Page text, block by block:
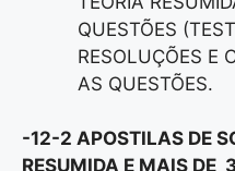
QUESTÕES
RESOLUÇÕES E
AS QUESTÕES.
-12-2 APOSTILAS DE
RESUMIDA E MAIS DE